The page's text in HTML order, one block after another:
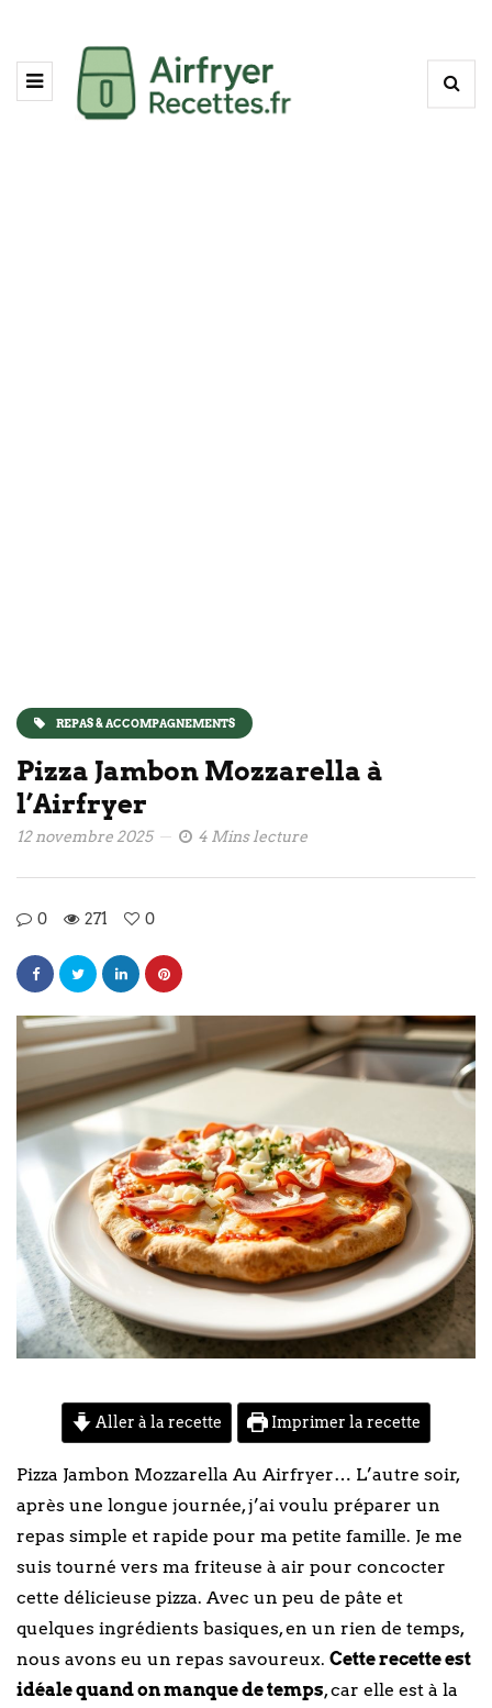
REPAS & ACCOMPAGNEMENTS
Pizza Jambon Mozzarella à
l’Airfryer
12 novembre 2025 4 Mins lecture
0 271 0
Aller à la recette Imprimer la recette
Pizza Jambon Mozzarella Au Airfryer… L’autre soir,
après une longue journée, j’ai voulu préparer un
repas simple et rapide pour ma petite famille. Je me
suis tourné vers ma friteuse à air pour concocter
cette délicieuse pizza. Avec un peu de pâte et
quelques ingrédients basiques, en un rien de temps,
nous avons eu un repas savoureux. Cette recette est
idéale quand on manque de temps, car elle est à la